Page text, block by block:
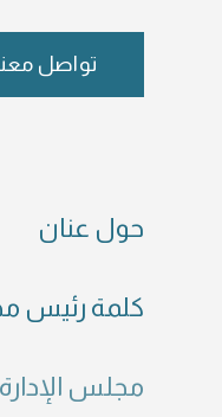
تواصل
حول عنان
كلمة رئيس
مجلس الإدارة